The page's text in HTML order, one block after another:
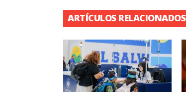
ARTÍCULOS RELACIONADOS